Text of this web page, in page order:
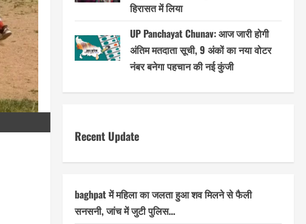
हिरासत में लिया
UP Panchayat Chunav: आज जारी होगी
अंतिम मतदाता सूची, 9 अंकों का नया वोटर
नंबर बनेगा पहचान की नई कुंजी
Recent Update
baghpat में महिला का जलता हुआ शव मिलने से फैली
सनसनी, जांच में जुटी पुलिस…